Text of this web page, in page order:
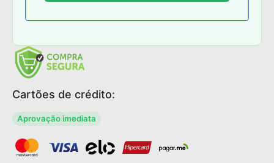
Cartões de crédito:
Aprovação imediata